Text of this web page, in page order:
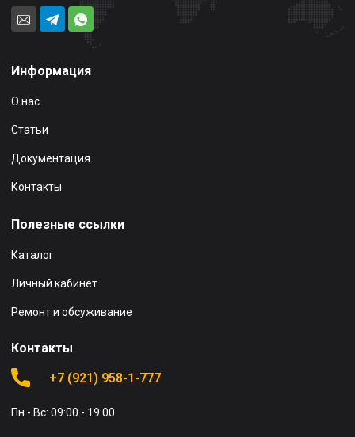
Информация
О нас
Статьи
Документация
Контакты
Полезные ссылки
Каталог
Личный кабинет
Ремонт и обсуживание
Контакты
+7 (921) 958-1-777
Пн - Вс: 09:00 - 19:00